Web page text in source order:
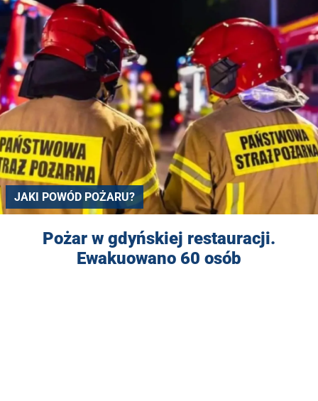
JAKI POWÓD POŻARU?
Pożar w gdyńskiej restauracji.
Ewakuowano 60 osób